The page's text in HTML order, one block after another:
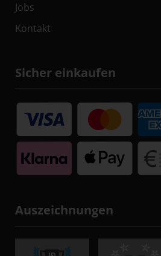
Jobs
Kontakt
Sicher einkaufen
Auszeichnungen